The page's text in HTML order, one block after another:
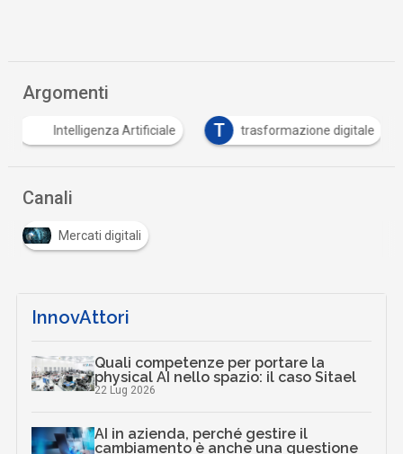
Argomenti
Intelligenza Artificiale T trasformazione digitale
Canali
Mercati digitali
InnovAttori
Quali competenze per portare la
physical AI nello spazio: il caso Sitael
22 Lug 2026
AI in azienda, perché gestire il
cambiamento è anche una questione